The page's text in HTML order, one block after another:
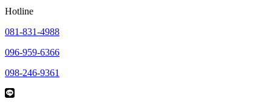
Hotline
081-831-4988
096-959-6366
098-246-9361